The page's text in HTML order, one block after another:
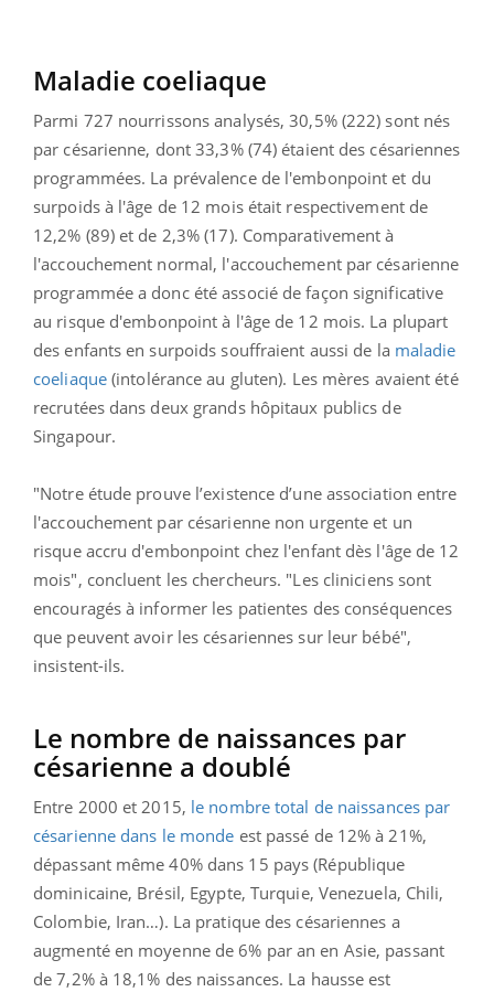
Maladie coeliaque
Parmi 727 nourrissons analysés, 30,5% (222) sont nés
par césarienne, dont 33,3% (74) étaient des césariennes
programmées. La prévalence de l'embonpoint et du
surpoids à l'âge de 12 mois était respectivement de
12,2% (89) et de 2,3% (17). Comparativement à
l'accouchement normal, l'accouchement par césarienne
programmée a donc été associé de façon significative
au risque d'embonpoint à l'âge de 12 mois. La plupart
des enfants en surpoids souffraient aussi de la maladie
coeliaque(intolérance au gluten). Les mères avaient été
recrutées dans deux grands hôpitaux publics de
Singapour.
"Notre étude prouve l’existence d’une association entre
l'accouchement par césarienne non urgente et un
risque accru d'embonpoint chez l'enfant dès l'âge de 12
mois", concluent les chercheurs. "Les cliniciens sont
encouragés à informer les patientes des conséquences
que peuvent avoir les césariennes sur leur bébé",
insistent-ils.
Le nombre de naissances par
césarienne a doublé
Entre 2000 et 2015, le nombre total de naissances par
césarienne dans le monde est passé de 12% à 21%,
dépassant même 40% dans 15 pays (République
dominicaine, Brésil, Egypte, Turquie, Venezuela, Chili,
Colombie, Iran…). La pratique des césariennes a
augmenté en moyenne de 6% par an en Asie, passant
de 7,2% à 18,1% des naissances. La hausse est